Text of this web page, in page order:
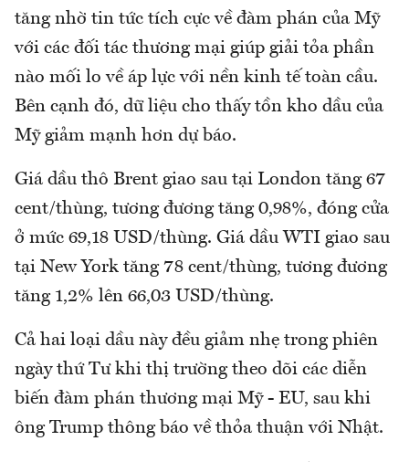
tăng nhờ tin tức tích cực về đàm phán của Mỹ
với các đối tác thương mại giúp giải tỏa phần
nào mối lo về áp lực với nền kinh tế toàn cầu.
Bên cạnh đó, dữ liệu cho thấy tồn kho dầu của
Mỹ giảm mạnh hơn dự báo.
Giá dầu thô Brent giao sau tại London tăng 67
cent/thùng, tương đương tăng 0,98%, đóng cửa
ở mức 69,18 USD/thùng. Giá dầu WTI giao sau
tại New York tăng 78 cent/thùng, tương đương
tăng 1,2% lên 66,03 USD/thùng.
Cả hai loại dầu này đều giảm nhẹ trong phiên
ngày thứ Tư khi thị trường theo dõi các diễn
biến đàm phán thương mại Mỹ - EU, sau khi
ông Trump thông báo về thỏa thuận với Nhật.